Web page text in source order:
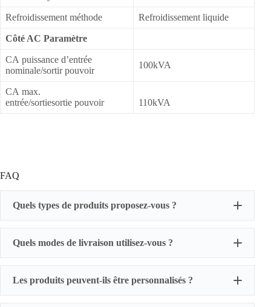
Refroidissement méthode Refroidissement liquide
Côté AC Paramètre
CA puissance d’entrée
nominale/sortir pouvoir
100kVA
CA max.
entrée/sortiesortie pouvoir
110kVA
FAQ
Quels types de produits proposez-vous ?
Quels modes de livraison utilisez-vous ?
Les produits peuvent-ils être personnalisés ?